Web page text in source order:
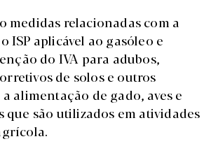
medidas relacionadas com a
ISP aplicável ao gasóleo e
do IVA para adubos,
de solos e outros
alimentação de gado, aves e
que são utilizados em atividades